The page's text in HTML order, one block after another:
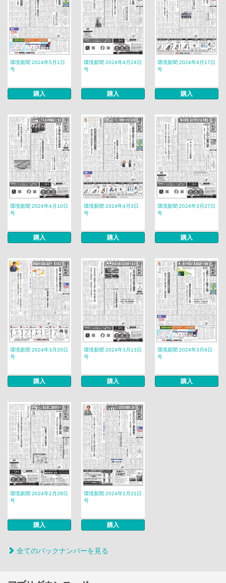
環境新聞 2024年5月1日
号
購入
環境新聞 2024年4月24日
号
購入
環境新聞 2024年4月17日
号
購入
環境新聞 2024年4月10日
号
購入
環境新聞 2024年4月3日
号
購入
環境新聞 2024年3月27日
号
購入
環境新聞 2024年3月20日
号
購入
環境新聞 2024年3月13日
号
購入
環境新聞 2024年3月6日
号
購入
環境新聞 2024年2月28日
号
購入
環境新聞 2024年2月21日
号
購入
全てのバックナンバーを見る